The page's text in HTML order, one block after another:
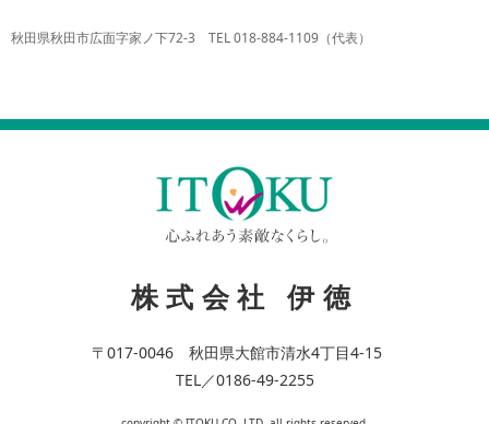
秋田県秋田市広面字家ノ下72-3 TEL 018-884-1109（代表）
株式会社 伊徳
〒017-0046 秋田県大館市清水4丁目4-15
TEL／0186-49-2255